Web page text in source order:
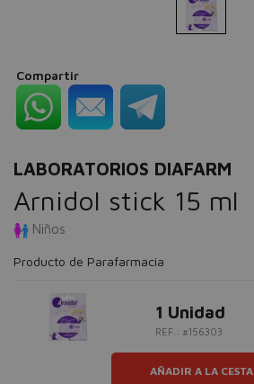
Compartir
LABORATORIOS DIAFARM
Arnidol stick 15 ml
Niños
Producto de Parafarmacia
1 Unidad
REF.: #156303
AÑADIR A LA CESTA